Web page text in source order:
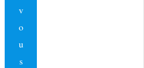
v
o
u
s